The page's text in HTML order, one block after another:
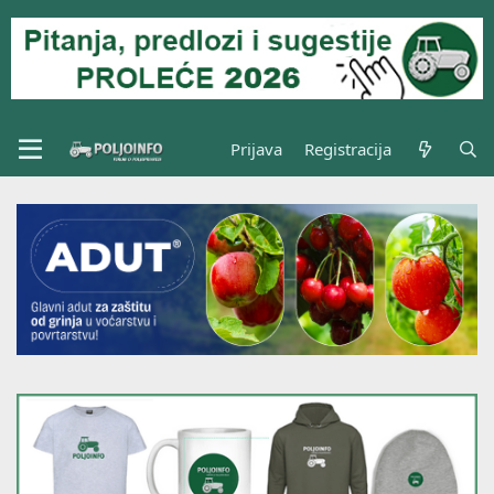
Prijava Registracija